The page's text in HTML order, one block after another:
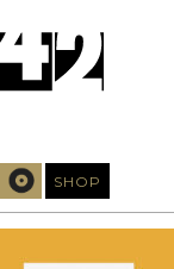
SHOP